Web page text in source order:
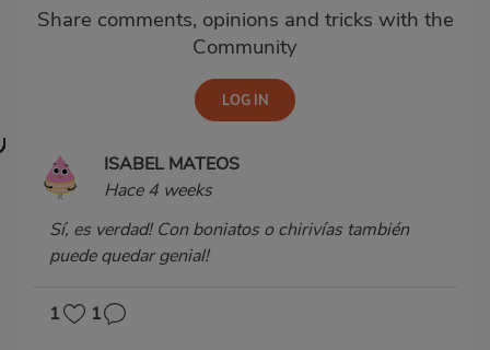
Share comments, opinions and tricks with the
Community
ISABEL MATEOS
Hace 4 weeks
Sí, es verdad! Con boniatos o chirivías también
puede quedar genial!
1 1